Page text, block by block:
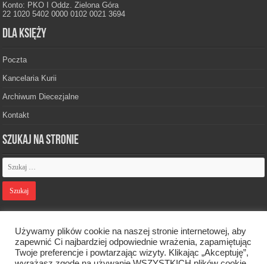
Konto: PKO I Oddz. Zielona Góra
22 1020 5402 0000 0102 0021 3694
Dla księży
Poczta
Kancelaria Kurii
Archiwum Diecezjalne
Kontakt
Szukaj na stronie
Designed by Webdawid
Używamy plików cookie na naszej stronie internetowej, aby
zapewnić Ci najbardziej odpowiednie wrażenia, zapamiętując
Twoje preferencje i powtarzając wizyty. Klikając „Akceptuję”,